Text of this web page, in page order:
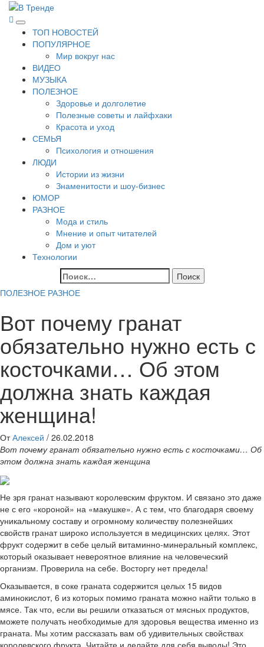
Перейти
содержимому
В Тренде
Самые свежие новости интернета
Основное
меню
ТОП НОВОСТЕЙ
ПОПУЛЯРНОЕ
Мир вокруг нас
ВИДЕО
МУЗЫКА
ПОЛЕЗНОЕ
Здоровье и долголетие
Полезные советы и лайфхаки
Красота и уход
СЕМЬЯ
Психология и отношения
ЛЮДИ
Истории из жизни
Знаменитости и шоу-бизнес
ЮМОР
РАЗНОЕ
Мода и стиль
Мнение и опыт читателей
Дом и уют
Технологии
Найти:
ПОЛЕЗНОЕ РАЗНОЕ
Вот почему гранат
обязательно нужно есть с
косточками… Об этом
должна знать каждая
женщина!
От Алексей / 26.02.2018
Вот почему гранат обязательно нужно есть с косточками… Об
этом должна знать каждая женщина
Не зря гранат называют королевским фруктом. И связано это даже
не с его «короной» на «макушке». А с тем, что благодаря своему
уникальному составу и огромному количеству полезнейших
свойств гранат широко используется в медицинских целях. Этот
фрукт содержит в себе целый витаминно-минеральный комплекс,
который оказывает невероятное влияние на человеческий
организм. Проверила на себе. Восторгу нет предела!
Оказывается, в соке граната содержится целых 15 видов
аминокислот, 6 из которых помимо граната можно найти только в
мясе. Так что, если вы решили отказаться от мясных продуктов,
можете получать необходимые для здоровья вещества именно из
граната. Мы хотим рассказать вам об удивительных свойствах
королевского фрукта. Читайте и делайте для себя выводы! Это